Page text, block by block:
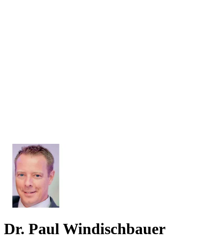
Dr. Paul Windischbauer